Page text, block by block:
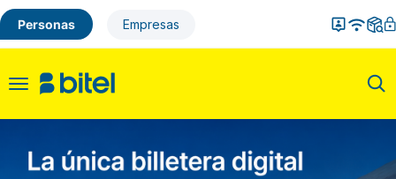
Personas Empresas
Toggle